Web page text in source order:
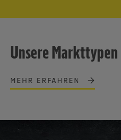
Unsere Markttypen
MEHR ERFAHREN